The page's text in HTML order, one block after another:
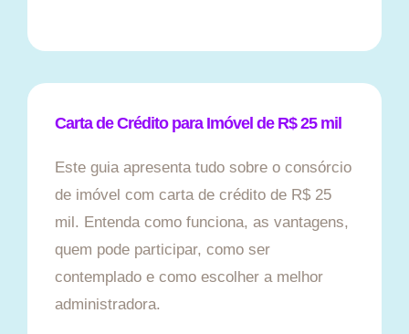
Carta de Crédito para Imóvel de R$ 25 mil
Este guia apresenta tudo sobre o consórcio
de imóvel com carta de crédito de R$ 25
mil. Entenda como funciona, as vantagens,
quem pode participar, como ser
contemplado e como escolher a melhor
administradora.